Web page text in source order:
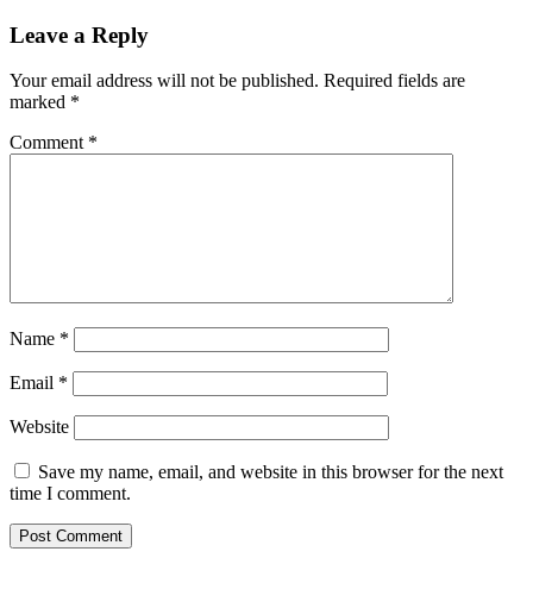
Leave a Reply
Your email address will not be published. Required fields are
marked *
Comment *
Name *
Email *
Website
Save my name, email, and website in this browser for the next
time I comment.